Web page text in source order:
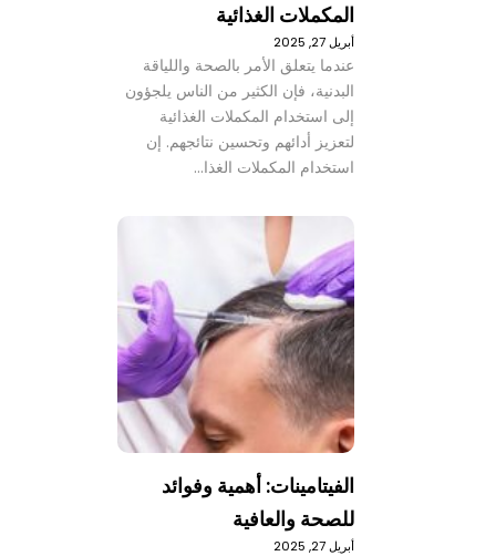
المكملات الغذائية
أبريل 27, 2025
عندما يتعلق الأمر بالصحة واللياقة
البدنية، فإن الكثير من الناس يلجؤون
إلى استخدام المكملات الغذائية
لتعزيز أدائهم وتحسين نتائجهم. إن
استخدام المكملات الغذا…
الفيتامينات: أهمية وفوائد
للصحة والعافية
أبريل 27, 2025